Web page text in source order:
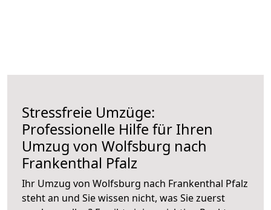
Stressfreie Umzüge:
Professionelle Hilfe für Ihren
Umzug von Wolfsburg nach
Frankenthal Pfalz
Ihr Umzug von Wolfsburg nach Frankenthal Pfalz
steht an und Sie wissen nicht, was Sie zuerst